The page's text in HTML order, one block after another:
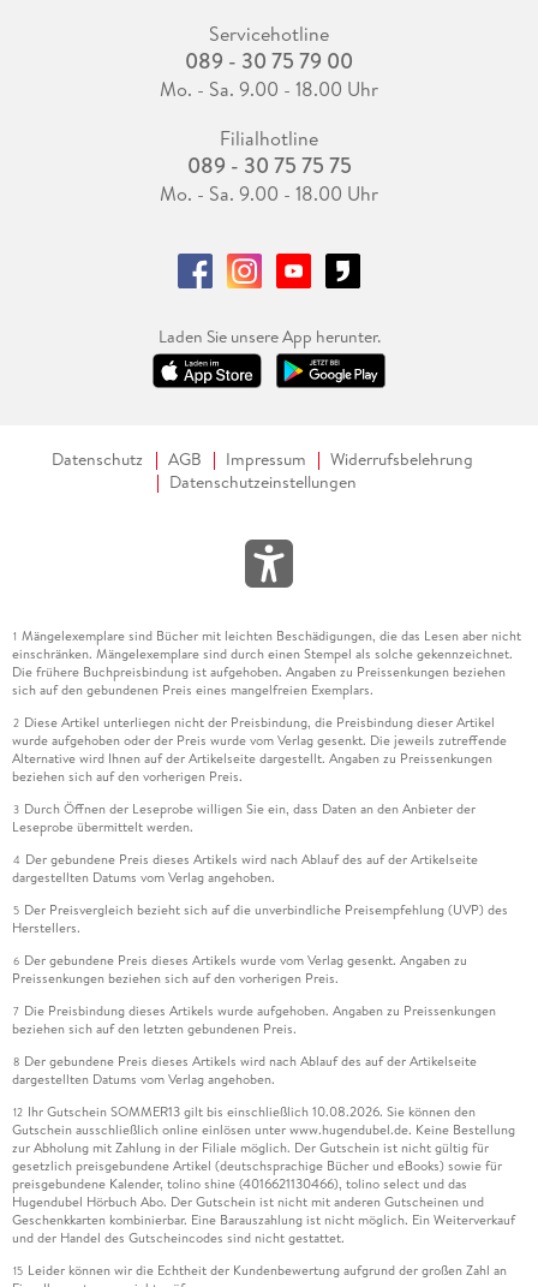
Servicehotline
089 - 30 75 79 00
Mo. - Sa. 9.00 - 18.00 Uhr
Filialhotline
089 - 30 75 75 75
Mo. - Sa. 9.00 - 18.00 Uhr
Laden Sie unsere App herunter.
Datenschutz AGB Impressum
Widerrufsbelehrung
Datenschutzeinstellungen
1 Mängelexemplare sind Bücher mit leichten Beschädigungen, die das Lesen aber nicht
einschränken. Mängelexemplare sind durch einen Stempel als solche gekennzeichnet.
Die frühere Buchpreisbindung ist aufgehoben. Angaben zu Preissenkungen beziehen
sich auf den gebundenen Preis eines mangelfreien Exemplars.
2 Diese Artikel unterliegen nicht der Preisbindung, die Preisbindung dieser Artikel
wurde aufgehoben oder der Preis wurde vom Verlag gesenkt. Die jeweils zutreffende
Alternative wird Ihnen auf der Artikelseite dargestellt. Angaben zu Preissenkungen
beziehen sich auf den vorherigen Preis.
3 Durch Öffnen der Leseprobe willigen Sie ein, dass Daten an den Anbieter der
Leseprobe übermittelt werden.
4 Der gebundene Preis dieses Artikels wird nach Ablauf des auf der Artikelseite
dargestellten Datums vom Verlag angehoben.
5 Der Preisvergleich bezieht sich auf die unverbindliche Preisempfehlung (UVP) des
Herstellers.
6 Der gebundene Preis dieses Artikels wurde vom Verlag gesenkt. Angaben zu
Preissenkungen beziehen sich auf den vorherigen Preis.
7 Die Preisbindung dieses Artikels wurde aufgehoben. Angaben zu Preissenkungen
beziehen sich auf den letzten gebundenen Preis.
8 Der gebundene Preis dieses Artikels wird nach Ablauf des auf der Artikelseite
dargestellten Datums vom Verlag angehoben.
12 Ihr Gutschein SOMMER13 gilt bis einschließlich 10.08.2026. Sie können den
Gutschein ausschließlich online einlösen unter www.hugendubel.de. Keine Bestellung
zur Abholung mit Zahlung in der Filiale möglich. Der Gutschein ist nicht gültig für
gesetzlich preisgebundene Artikel (deutschsprachige Bücher und eBooks) sowie für
preisgebundene Kalender, tolino shine (4016621130466), tolino select und das
Hugendubel Hörbuch Abo. Der Gutschein ist nicht mit anderen Gutscheinen und
Geschenkkarten kombinierbar. Eine Barauszahlung ist nicht möglich. Ein Weiterverkauf
und der Handel des Gutscheincodes sind nicht gestattet.
15 Leider können wir die Echtheit der Kundenbewertung aufgrund der großen Zahl an